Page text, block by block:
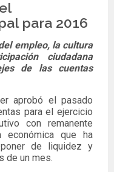
para 2016
empleo, la cultura
ciudadana
de las cuentas
aprobó el pasado
para el ejercicio
con remanente
que ha
de liquidez y
de un mes.